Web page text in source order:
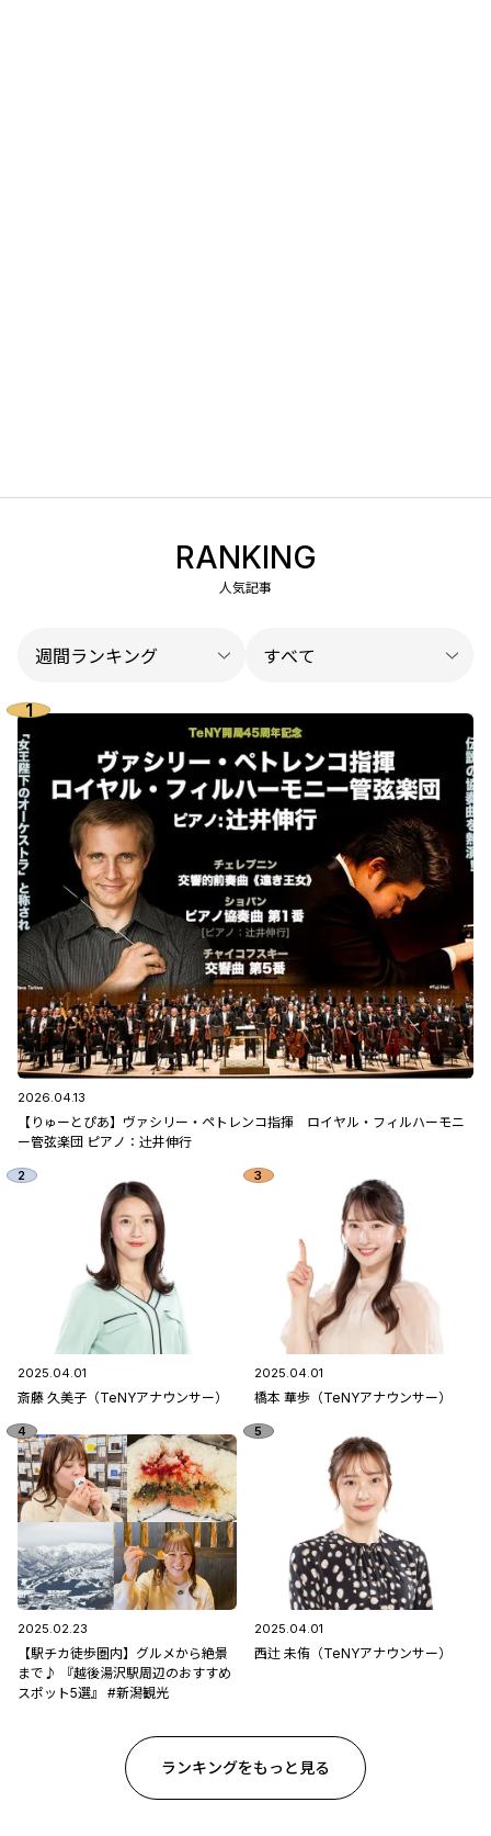
RANKING
人気記事
2026.04.13
【りゅーとぴあ】ヴァシリー・ペトレンコ指揮 ロイヤル・フィルハーモニ
ー管弦楽団 ピアノ：辻󠄀井伸行
2025.04.01
斎藤 久美子（TeNYアナウンサー）
2025.04.01
橋本 華歩（TeNYアナウンサー）
2025.02.23
【駅チカ徒歩圏内】グルメから絶景
まで♪ 『越後湯沢駅周辺のおすすめ
スポット5選』 #新潟観光
2025.04.01
西辻 未侑（TeNYアナウンサー）
ランキングをもっと見る